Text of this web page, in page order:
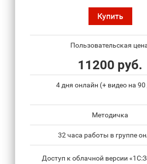
Купить
Пользовательская
11200 руб.
4 дня онлайн (+ видео на 90
Методичка
32 часа работы в группе
Доступ к облачной версии